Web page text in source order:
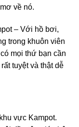
về nó.
– Với hồ bơi,
trong khuôn viên
mọi thứ bạn cần
tuyệt và thật dễ
vực Kampot.